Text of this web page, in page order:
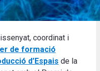
coordinat i
de formació
d’Espais de la